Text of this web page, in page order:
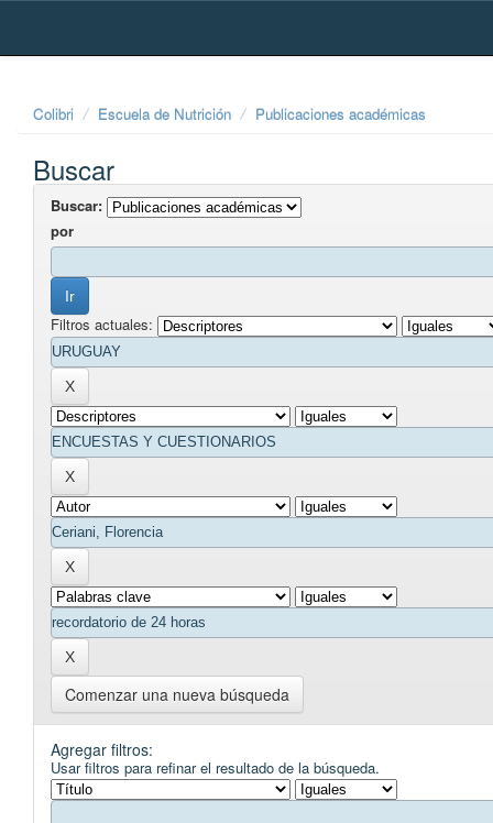
Skip
Colibri Escuela de Nutrición Publicaciones académicas
Buscar
Buscar:
por
Filtros actuales:
Comenzar una nueva búsqueda
Agregar filtros:
Usar filtros para refinar el resultado de la búsqueda.